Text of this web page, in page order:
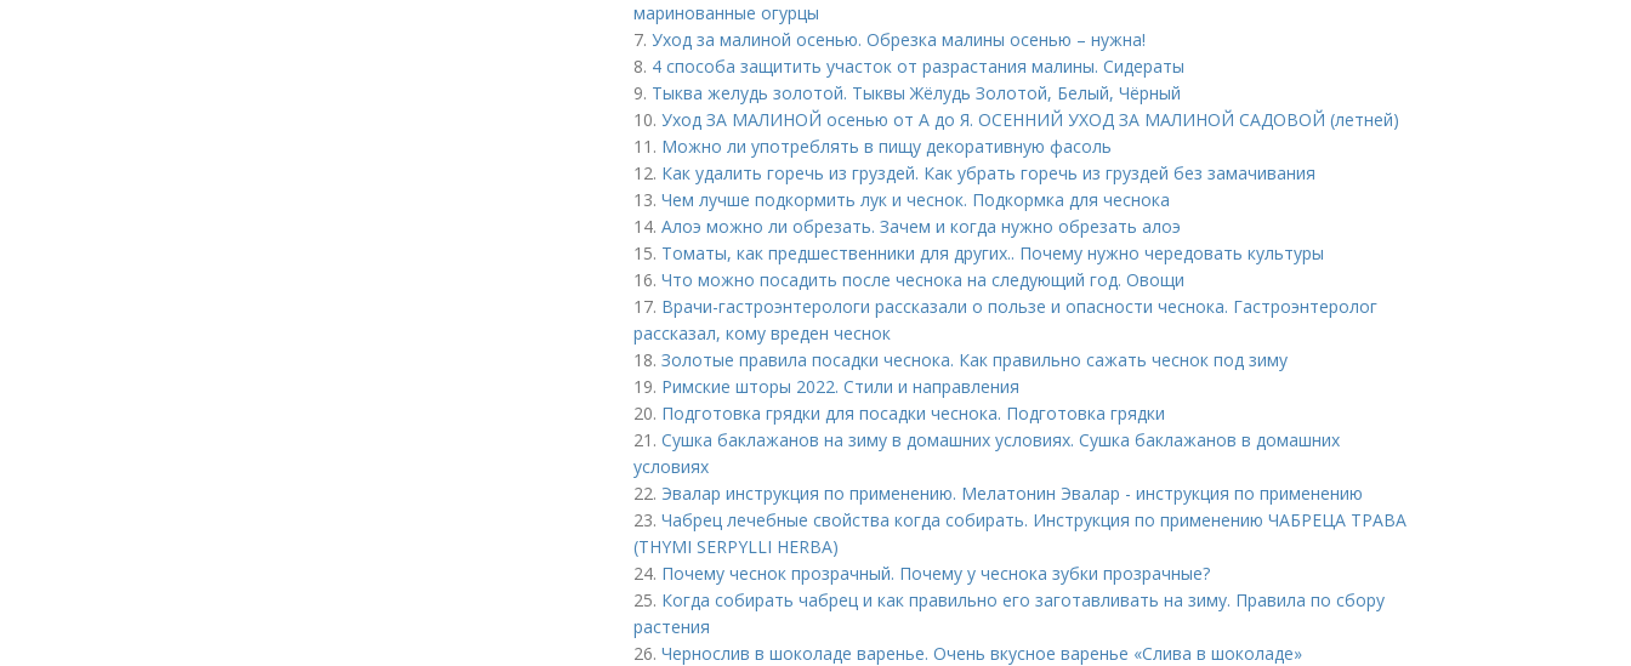
маринованные огурцы
7. Уход за малиной осенью. Обрезка малины осенью – нужна!
8. 4 способа защитить участок от разрастания малины. Сидераты
9. Тыква желудь золотой. Тыквы Жёлудь Золотой, Белый, Чёрный
10. Уход ЗА МАЛИНОЙ осенью от А до Я. ОСЕННИЙ УХОД ЗА МАЛИНОЙ САДОВОЙ (летней)
11. Можно ли употреблять в пищу декоративную фасоль
12. Как удалить горечь из груздей. Как убрать горечь из груздей без замачивания
13. Чем лучше подкормить лук и чеснок. Подкормка для чеснока
14. Алоэ можно ли обрезать. Зачем и когда нужно обрезать алоэ
15. Томаты, как предшественники для других.. Почему нужно чередовать культуры
16. Что можно посадить после чеснока на следующий год. Овощи
17. Врачи-гастроэнтерологи рассказали о пользе и опасности чеснока. Гастроэнтеролог
рассказал, кому вреден чеснок
18. Золотые правила посадки чеснока. Как правильно сажать чеснок под зиму
19. Римские шторы 2022. Стили и направления
20. Подготовка грядки для посадки чеснока. Подготовка грядки
21. Сушка баклажанов на зиму в домашних условиях. Сушка баклажанов в домашних
условиях
22. Эвалар инструкция по применению. Мелатонин Эвалар - инструкция по применению
23. Чабрец лечебные свойства когда собирать. Инструкция по применению ЧАБРЕЦА ТРАВА
(THYMI SERPYLLI HERBA)
24. Почему чеснок прозрачный. Почему у чеснока зубки прозрачные?
25. Когда собирать чабрец и как правильно его заготавливать на зиму. Правила по сбору
растения
26. Чернослив в шоколаде варенье. Очень вкусное варенье «Слива в шоколаде»